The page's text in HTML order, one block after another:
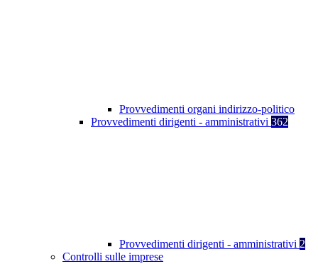
Provvedimenti organi indirizzo-politico
Provvedimenti dirigenti - amministrativi 362
Provvedimenti dirigenti - amministrativi 2
Controlli sulle imprese